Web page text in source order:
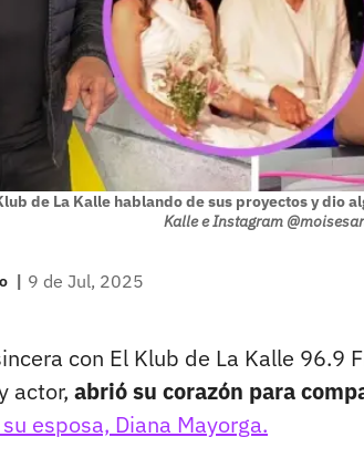
de La Kalle hablando de sus proyectos y dio
Kalle e Instagram
| 9 de Jul, 2025
con El Klub de La Kalle 96.9
actor, abrió su corazón para
esposa, Diana Mayorga.